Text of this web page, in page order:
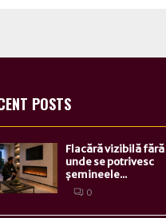
POSTS
Flacără vizibilă
unde se potrivesc
șemineele...
0